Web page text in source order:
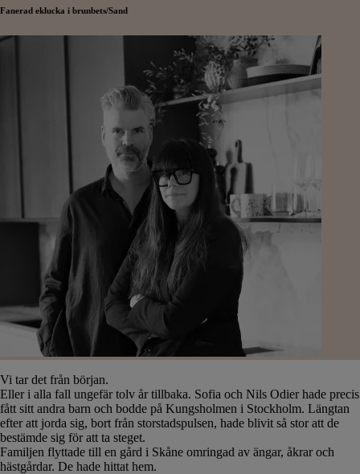
Fanerad eklucka i brunbets/Sand
Vi tar det från början.
Eller i alla fall ungefär tolv år tillbaka. Sofia och Nils Odier hade precis
fått sitt andra barn och bodde på Kungsholmen i Stockholm. Längtan
efter att jorda sig, bort från storstadspulsen, hade blivit så stor att de
bestämde sig för att ta steget.
Familjen flyttade till en gård i Skåne omringad av ängar, åkrar och
hästgårdar. De hade hittat hem.